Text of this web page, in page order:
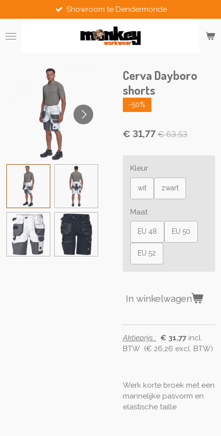
direct
naar
de
Showroom te Dendermonde
Cerva Dayboro
shorts
-50%
€ 31,77 € 63,53
Kleur
wit zwart
Maat
EU 48 EU 50
EU 52
In winkelwagen
Aktieprijs : € 31,77 incl.
BTW (€ 26,26 excl. BTW)
Werk korte broek met een
mannelijke pasvorm en
elastische taille